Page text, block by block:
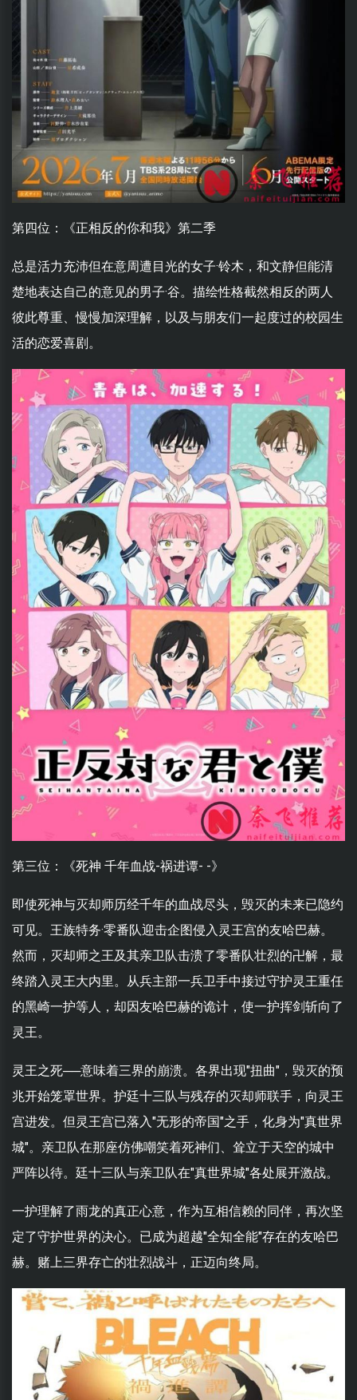
第四位：《正相反的你和我》第二季
总是活力充沛但在意周遭目光的女子·铃木，和文静但能清
楚地表达自己的意见的男子·谷。描绘性格截然相反的两人
彼此尊重、慢慢加深理解，以及与朋友们一起度过的校园生
活的恋爱喜剧。
第三位：《死神 千年血战-祸进谭- -》
即使死神与灭却师历经千年的血战尽头，毁灭的未来已隐约
可见。王族特务·零番队迎击企图侵入灵王宫的友哈巴赫。
然而，灭却师之王及其亲卫队击溃了零番队壮烈的卍解，最
终踏入灵王大内里。从兵主部一兵卫手中接过守护灵王重任
的黑崎一护等人，却因友哈巴赫的诡计，使一护挥剑斩向了
灵王。
灵王之死──意味着三界的崩溃。各界出现"扭曲"，毁灭的预
兆开始笼罩世界。护廷十三队与残存的灭却师联手，向灵王
宫进发。但灵王宫已落入"无形的帝国"之手，化身为"真世界
城"。亲卫队在那座仿佛嘲笑着死神们、耸立于天空的城中
严阵以待。廷十三队与亲卫队在"真世界城"各处展开激战。
一护理解了雨龙的真正心意，作为互相信赖的同伴，再次坚
定了守护世界的决心。已成为超越"全知全能"存在的友哈巴
赫。赌上三界存亡的壮烈战斗，正迈向终局。